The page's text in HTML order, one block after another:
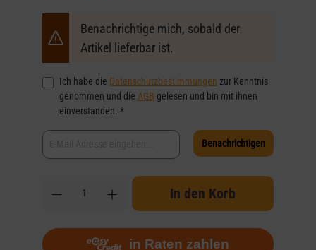
Benachrichtige mich, sobald der
Artikel lieferbar ist.
Ich habe die Datenschutzbestimmungen zur Kenntnis
genommen und die AGB gelesen und bin mit ihnen
einverstanden. *
Benachrichtigen
In den Korb